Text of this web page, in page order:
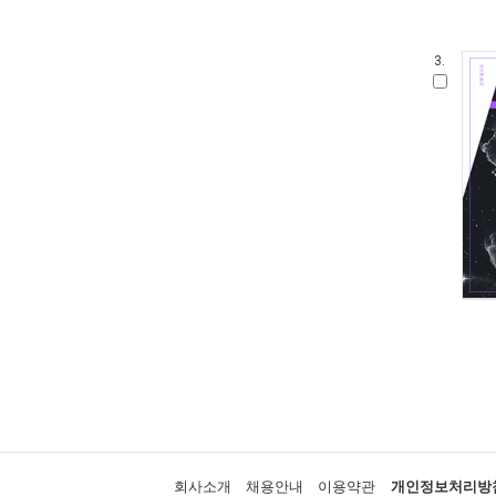
3.
회사소개 채용안내 이용약관 개인정보처리방